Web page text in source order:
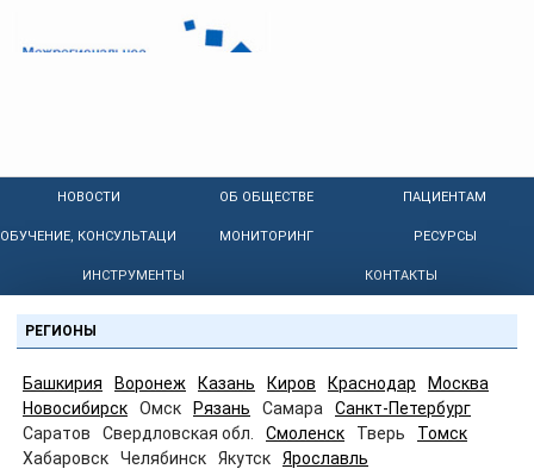
НОВОСТИ ОБ ОБЩЕСТВЕ ПАЦИЕНТАМ
ОБУЧЕНИЕ, КОНСУЛЬТАЦИИ МОНИТОРИНГ РЕСУРСЫ
ИНСТРУМЕНТЫ КОНТАКТЫ
РЕГИОНЫ
Башкирия Воронеж Казань Киров Краснодар
Москва
Новосибирск
Омск Рязань Самара
Санкт-Петербург
Саратов
Свердловская обл. Смоленск Тверь
Томск
Хабаровск
Челябинск Якутск Ярославль